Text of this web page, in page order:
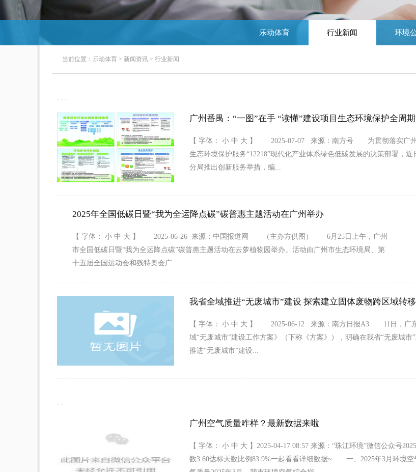
乐动体育 行业新闻 环境
当前位置： 乐动体育 > 新闻资讯 > 行业新闻
广州番禺：“一图”在手 “读懂”建设项目生态环境保护全周
【 字体： 小 中 大 】 2025-07-07 来源：南方号 为贯彻落实广州
生态环境保护服务“12218”现代化产业体系绿色低碳发展的决策部署，
分局推出创新服务举措，编...
2025年全国低碳日暨“我为全运降点碳”碳普惠主题活动在广州举办
【 字体： 小 中 大 】 2025-06-26 来源：中国报道网 （主办方供图） 6月25日上午，广州
市全国低碳日暨“我为全运降点碳”碳普惠主题活动在云萝植物园举办。活动由广州市生态环境局、第
十五届全国运动会和残特奥会广...
我省全域推进“无废城市”建设 探索建立固体废物跨区域转
【 字体： 小 中 大 】 2025-06-12 来源：南方日报A3 11日，广东
域“无废城市”建设工作方案》（下称《方案》），明确在我省“无废城市
推进“无废城市”建设...
广州空气质量咋样？最新数据来啦
【 字体： 小 中 大 】2025-04-17 08:57 来源：“珠江环境”微信公众号
数3.60达标天数比例83.9%一起看看详细数据~ 一、2025年3月环境空